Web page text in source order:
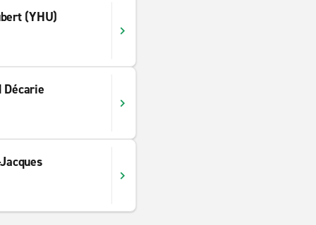
(YHU)
Décarie